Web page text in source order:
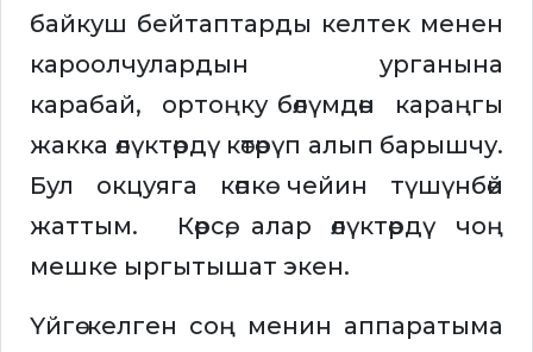
байкуш бейтаптарды келтек менен
кароолчулардын урганына
карабай, ортоңку бөлүмдөн караңгы
жакка өлүктөрдү көтөрүп алып барышчу.
Бул окцуяга көпкө чейин түшүнбөй
жаттым. Көрсө, алар өлүктөрдү чоң
мешке ыргытышат экен.
Үйгө келген соң менин аппаратыма